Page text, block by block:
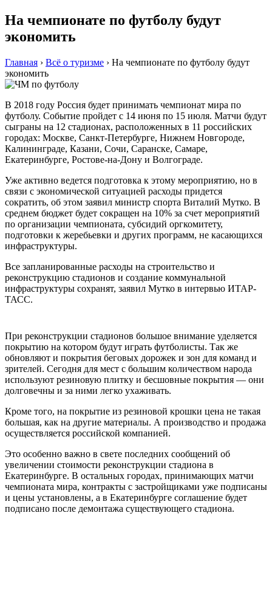
На чемпионате по футболу будут
экономить
Главная › Всё о туризме › На чемпионате по футболу будут
экономить
В 2018 году Россия будет принимать чемпионат мира по
футболу. Событие пройдет с 14 июня по 15 июля. Матчи будут
сыграны на 12 стадионах, расположенных в 11 российских
городах: Москве, Санкт-Петербурге, Нижнем Новгороде,
Калининграде, Казани, Сочи, Саранске, Самаре,
Екатеринбурге, Ростове-на-Дону и Волгограде.
Уже активно ведется подготовка к этому мероприятию, но в
связи с экономической ситуацией расходы придется
сократить, об этом заявил министр спорта Виталий Мутко. В
среднем бюджет будет сокращен на 10% за счет мероприятий
по организации чемпионата, субсидий оргкомитету,
подготовки к жеребьевки и других программ, не касающихся
инфраструктуры.
Все запланированные расходы на строительство и
реконструкцию стадионов и создание коммунальной
инфраструктуры сохранят, заявил Мутко в интервью ИТАР-
ТАСС.
При реконструкции стадионов большое внимание уделяется
покрытию на котором будут играть футболисты. Так же
обновляют и покрытия беговых дорожек и зон для команд и
зрителей. Сегодня для мест с большим количеством народа
используют резиновую плитку и бесшовные покрытия — они
долговечны и за ними легко ухаживать.
Кроме того, на покрытие из резиновой крошки цена не такая
большая, как на другие материалы. А производство и продажа
осуществляется российской компанией.
Это особенно важно в свете последних сообщений об
увеличении стоимости реконструкции стадиона в
Екатеринбурге. В остальных городах, принимающих матчи
чемпионата мира, контракты с застройщиками уже подписаны
и цены установлены, а в Екатеринбурге соглашение будет
подписано после демонтажа существующего стадиона.